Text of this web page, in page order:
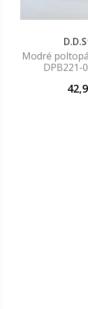
Modré
DPB221-